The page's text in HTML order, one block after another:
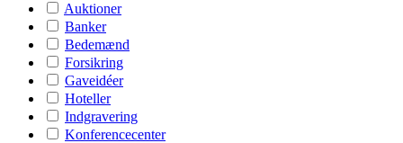
Auktioner
Banker
Bedemænd
Forsikring
Gaveidéer
Hoteller
Indgravering
Konferencecenter